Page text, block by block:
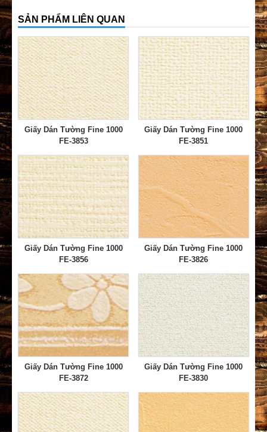
SẢN PHẨM LIÊN QUAN
Giấy Dán Tường Fine 1000
FE-3853
Giấy Dán Tường Fine 1000
FE-3851
Giấy Dán Tường Fine 1000
FE-3856
Giấy Dán Tường Fine 1000
FE-3826
Giấy Dán Tường Fine 1000
FE-3872
Giấy Dán Tường Fine 1000
FE-3830